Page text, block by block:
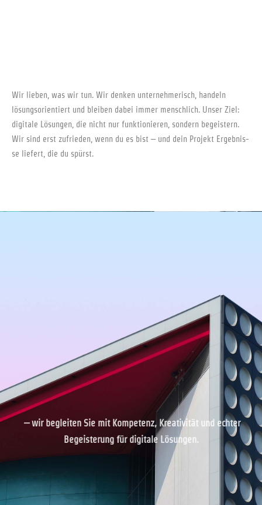
Wir lie­ben, was wir tun. Wir den­ken unter­neh­me­risch, han­deln
lösungs­ori­en­tiert und blei­ben dabei immer mensch­lich. Unser Ziel:
digi­ta­le Lösun­gen, die nicht nur funk­tio­nie­ren, son­dern begei­stern.
Wir sind erst zufrie­den, wenn du es bist – und dein Pro­jekt Ergeb­nis­
se lie­fert, die du spürst.
– wir beglei­ten Sie mit Kom­pe­tenz, Krea­ti­vi­tät und ech­ter
Begei­ste­rung für digi­ta­le Lösun­gen.